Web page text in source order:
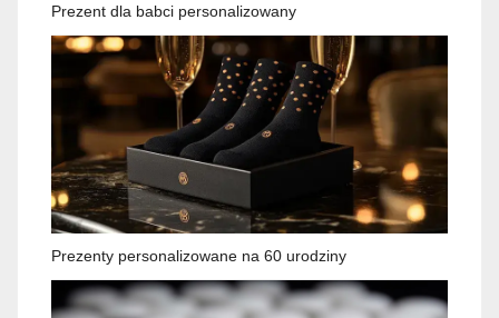
Prezent dla babci personalizowany
Prezenty personalizowane na 60 urodziny